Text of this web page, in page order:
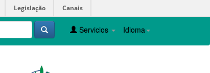
Legislação Canais
Idioma
Servicios